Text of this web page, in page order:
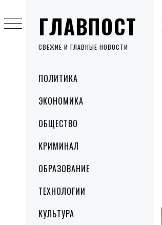
ГЛАВПОСТ
СВЕЖИЕ И ГЛАВНЫЕ НОВОСТИ
MenuПОЛИТИКА
ЭКОНОМИКА
ОБЩЕСТВО
КРИМИНАЛ
ОБРАЗОВАНИЕ
ТЕХНОЛОГИИ
КУЛЬТУРА
to
content